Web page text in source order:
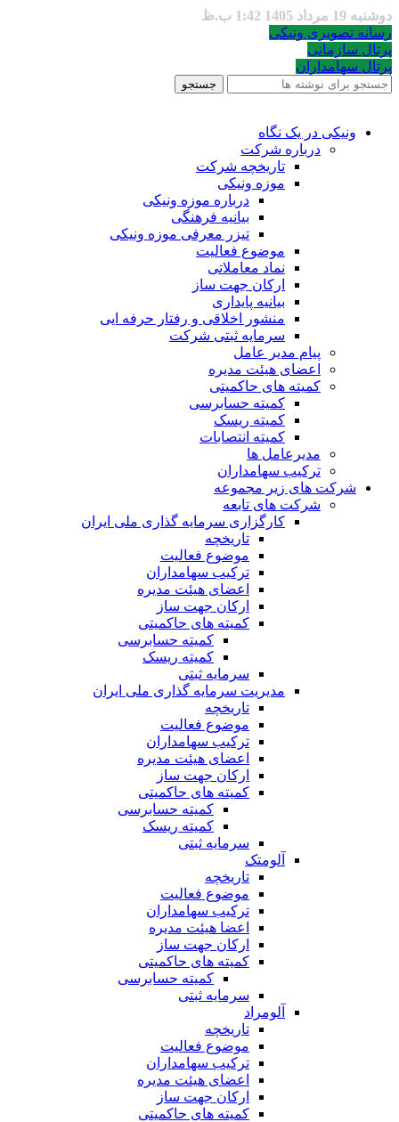
دوشنبه 19 مرداد 1405 1:42 ب.ظ
رسانه تصویری ونیکی
پرتال سازمانی
پرتال سهامداران
جستجو
ونیکی در یک نگاه
درباره شرکت
تاریخچه شرکت
موزه ونیکی
درباره موزه ونیکی
بیانیه فرهنگی
تیزر معرفی موزه ونیکی
موضوع فعالیت
نماد معاملاتی
ارکان جهت ساز
بیانیه پایداری
منشور اخلاقی و رفتار حرفه ایی
سرمایه ثبتی شرکت
پیام مدیر عامل
اعضای هیئت مدیره
کمیته های حاکمیتی
کمیته حسابرسی
کمیته ریسک
کمیته انتصابات
مدیرعامل ها
ترکیب سهامداران
شرکت های زیر مجموعه
شرکت های تابعه
کارگزاری سرمایه گذاری ملی ایران
تاریخچه
موضوع فعالیت
ترکیب سهامداران
اعضای هیئت مدیره
ارکان جهت ساز
کمیته های حاکمیتی
کمیته حسابرسی
کمیته ریسک
سرمایه ثبتی
مدیریت سرمایه گذاری ملی ایران
تاریخچه
موضوع فعالیت
ترکیب سهامداران
اعضای هیئت مدیره
ارکان جهت ساز
کمیته های حاکمیتی
کمیته حسابرسی
کمیته ریسک
سرمایه ثبتی
آلومتک
تاریخچه
موضوع فعالیت
ترکیب سهامداران
اعضا هیئت مدیره
ارکان جهت ساز
کمیته های حاکمیتی
کمیته حسابرسی
سرمایه ثبتی
آلومراد
تاریخچه
موضوع فعالیت
ترکیب سهامداران
اعضای هیئت مدیره
ارکان جهت ساز
کمیته های حاکمیتی